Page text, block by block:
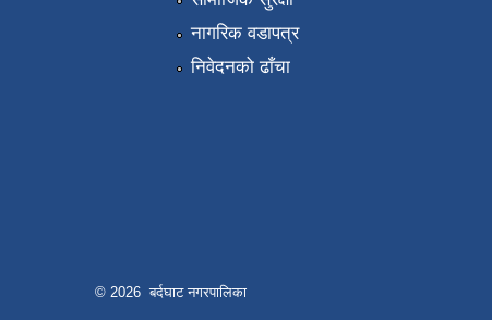
नागरिक वडापत्र
निवेदनको ढाँचा
© 2026 बर्दघाट नगरपालिका